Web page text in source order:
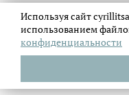
Используя сайт
использованием
конфиденциальности